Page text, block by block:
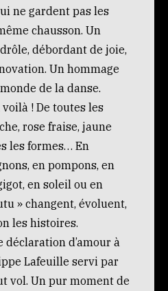
ne gardent pas les
chausson. Un
débordant de joie,
Un hommage
de la danse.
! De toutes les
rose fraise, jaune
les formes… En
en pompons, en
en soleil ou en
» changent, évoluent,
les histoires.
déclaration d’amour à
Lafeuille servi par
vol. Un pur moment de